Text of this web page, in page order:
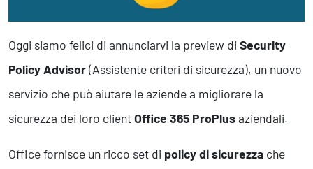
Social Impacts
Digital
Produttività & Lavoro in Team
Sicurezza & Conformità
Oggi siamo felici di annunciarvi la preview di Security
Policy Advisor(Assistente criteri di sicurezza), un nuovo
servizio che può aiutare le aziende a migliorare la
sicurezza dei loro clientOffice 365 ProPlusaziendali.
Office fornisce un ricco set di policy di sicurezza che